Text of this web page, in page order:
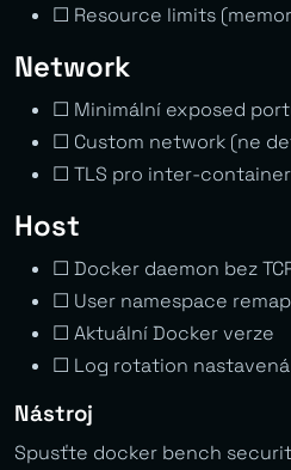
☐ Resource limits
Network
☐ Minimální exposed
☐ Custom network (ne
☐ TLS pro inter-
Host
☐ Docker daemon bez
☐ User namespace
☐ Aktuální Docker verze
☐ Log rotation nastavená
Nástroj
Spusťte docker bench